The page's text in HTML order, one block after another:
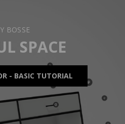
BOSSE
SPACE
- BASIC TUTORIAL